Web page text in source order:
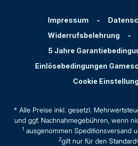
Impressum -
Widerrufsbelehrung
-
5 Jahre
Einlösebedingungen
Cookie
* Alle Preise inkl. gesetzl.
und ggf. Nachnahmegebühren, wenn
1ausgenommen Speditionsversand
2gilt nur für den